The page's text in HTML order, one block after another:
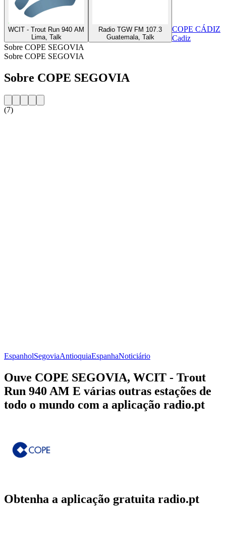
WCIT - Trout Run 940 AM
Lima, Talk
Radio TGW FM 107.3
Guatemala, Talk
COPE CÁDIZ
Cadiz
Sobre COPE SEGOVIA
Sobre COPE SEGOVIA
Sobre COPE SEGOVIA
(7)
EspanholSegoviaAntioquiaEspanhaNoticiário
Ouve COPE SEGOVIA, WCIT - Trout
Run 940 AM E várias outras estações de
todo o mundo com a aplicação radio.pt
Obtenha a aplicação gratuita radio.pt